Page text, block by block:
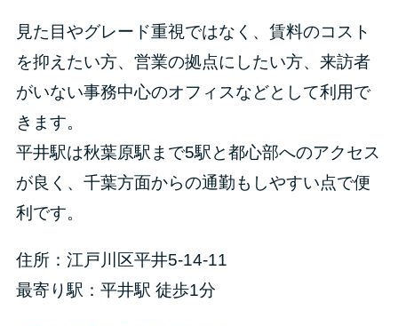
見た目やグレード重視ではなく、賃料のコスト
を抑えたい方、営業の拠点にしたい方、来訪者
がいない事務中心のオフィスなどとして利用で
きます。
平井駅は秋葉原駅まで5駅と都心部へのアクセス
が良く、千葉方面からの通勤もしやすい点で便
利です。
住所：江戸川区平井5-14-11
最寄り駅：平井駅 徒歩1分